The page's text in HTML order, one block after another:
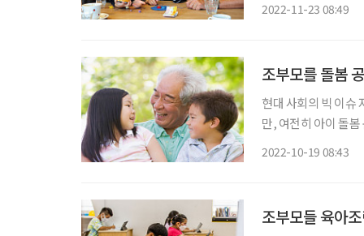
2022-11-23 08:49
조부모를 돌봄
현대 사회의 빅 이슈
만, 여전히 아이 돌
2022-10-19 08:43
조부모들 육아